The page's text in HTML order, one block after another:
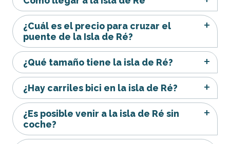
Vacaciones para todos
¿Cuál es el precio para cruzar el
puente de la Isla de Ré?
¿Qué tamaño tiene la isla de Ré?
¿Hay carriles bici en la isla de Ré?
¿Es posible venir a la isla de Ré sin
coche?